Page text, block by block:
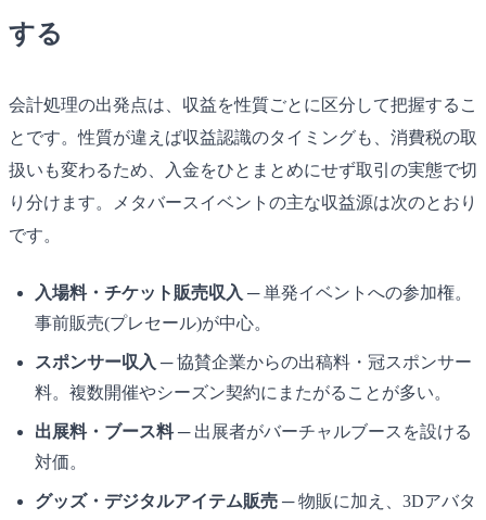
する
会計処理の出発点は、収益を性質ごとに区分して把握するこ
とです。性質が違えば収益認識のタイミングも、消費税の取
扱いも変わるため、入金をひとまとめにせず取引の実態で切
り分けます。メタバースイベントの主な収益源は次のとおり
です。
入場料・チケット販売収入 ─ 単発イベントへの参加権。
事前販売(プレセール)が中心。
スポンサー収入 ─ 協賛企業からの出稿料・冠スポンサー
料。複数開催やシーズン契約にまたがることが多い。
出展料・ブース料─ 出展者がバーチャルブースを設ける
対価。
グッズ・デジタルアイテム販売 ─ 物販に加え、3Dアバタ